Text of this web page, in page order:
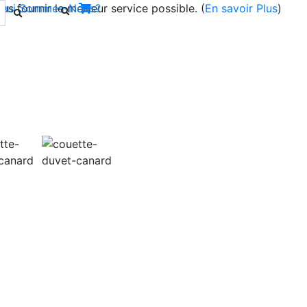
fournir le meilleur service possible. (En savoir Plus)
Qui Sommes-Nous?